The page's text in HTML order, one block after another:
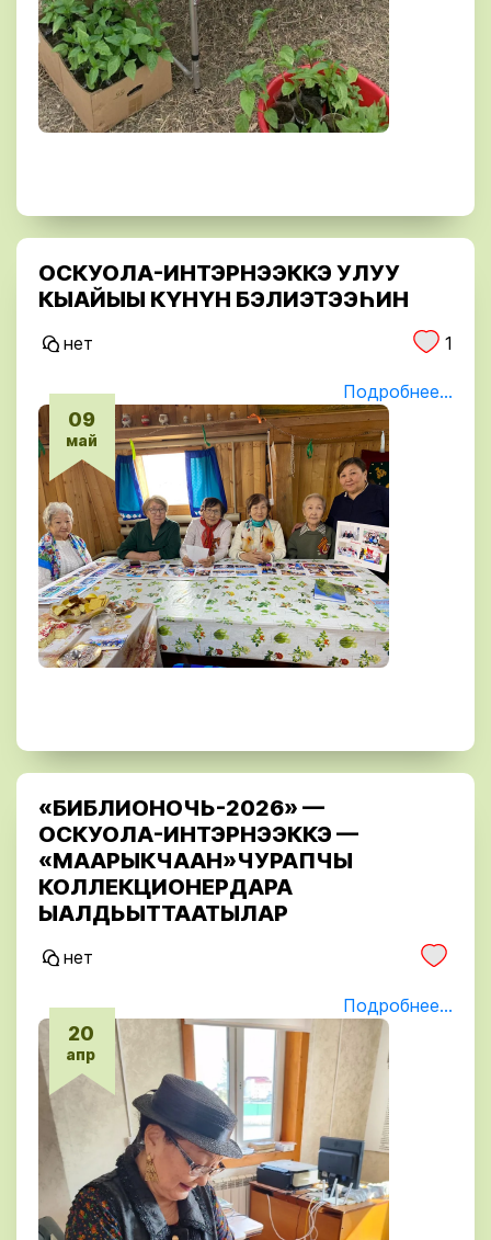
09
май
ОСКУОЛА-ИНТЭРНЭЭККЭ УЛУУ
КЫАЙЫЫ КҮНҮН БЭЛИЭТЭЭҺИН
нет 1
Подробнее...
20
апр
«БИБЛИОНОЧЬ-2026» —
ОСКУОЛА-ИНТЭРНЭЭККЭ —
«МААРЫКЧААН»ЧУРАПЧЫ
КОЛЛЕКЦИОНЕРДАРА
ЫАЛДЬЫТТААТЫЛАР
нет
Подробнее...